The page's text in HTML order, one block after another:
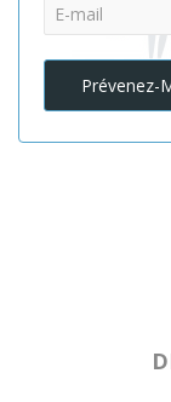
Prévenez-